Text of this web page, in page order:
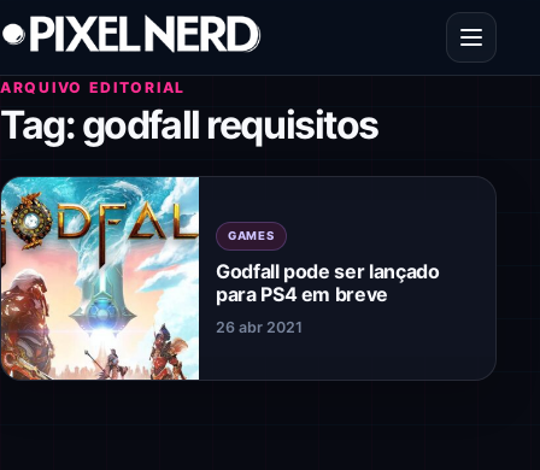
Pular para o conteúdo
Abrir
ARQUIVO EDITORIAL
Tag:godfall requisitos
GAMES
Godfall pode ser lançado
para PS4 em breve
26 abr 2021